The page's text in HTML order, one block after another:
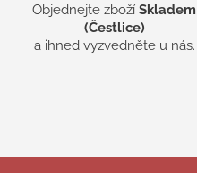
Objednejte zbožíSkladem
(Čestlice)
a ihned vyzvedněte u nás.